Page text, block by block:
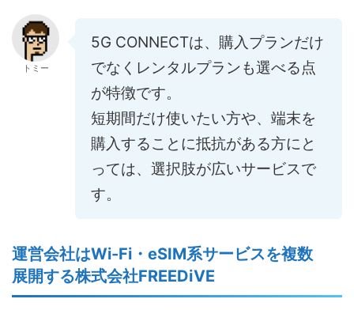
トミー
5G CONNECTは、購入プランだけ
でなくレンタルプランも選べる点
が特徴です。
短期間だけ使いたい方や、端末を
購入することに抵抗がある方にと
っては、選択肢が広いサービスで
す。
運営会社はWi-Fi・eSIM系サービスを複数
展開する株式会社FREEDiVE